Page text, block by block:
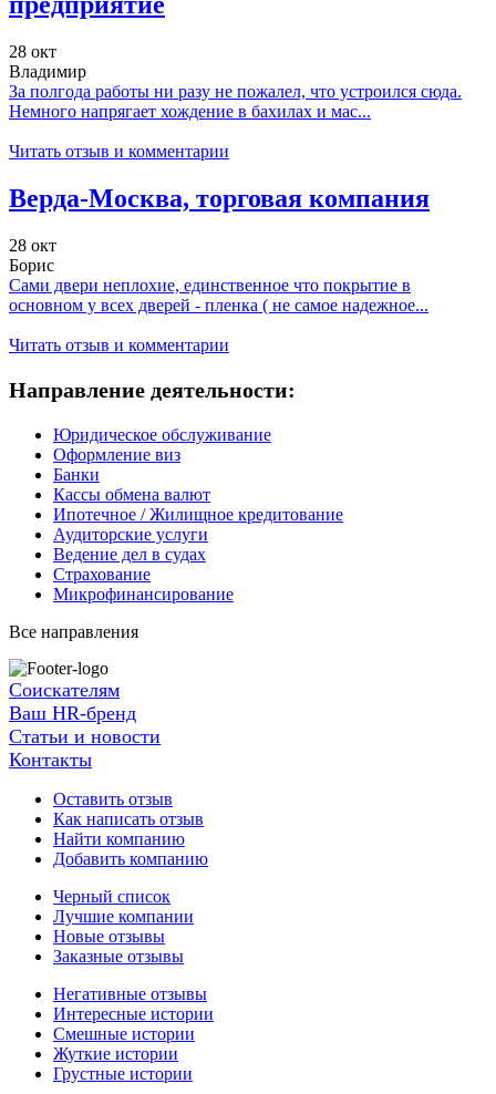
28 окт
Владимир
За полгода работы ни разу не пожалел, что устроился сюда.
Немного напрягает хождение в бахилах и мас...
Читать отзыв и комментарии
Верда-Москва, торговая компания
28 окт
Борис
Сами двери неплохие, единственное что покрытие в
основном у всех дверей - пленка ( не самое надежное...
Читать отзыв и комментарии
Направление деятельности:
Юридическое обслуживание
Оформление виз
Банки
Кассы обмена валют
Ипотечное / Жилищное кредитование
Аудиторские услуги
Ведение дел в судах
Страхование
Микрофинансирование
Все направления
Соискателям
Ваш HR-бренд
Статьи и новости
Контакты
Оставить отзыв
Как написать отзыв
Найти компанию
Добавить компанию
Черный список
Лучшие компании
Новые отзывы
Заказные отзывы
Негативные отзывы
Интересные истории
Смешные истории
Жуткие истории
Грустные истории